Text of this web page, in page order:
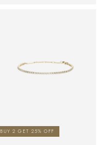
BUY 2 GET 25% OFF